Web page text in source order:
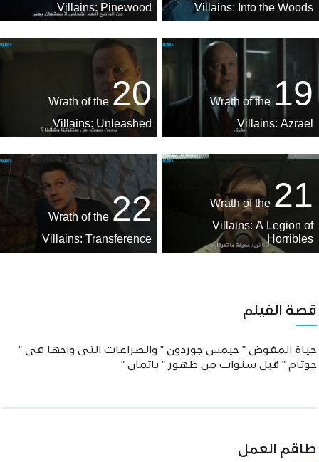
Villains: Into the Woods
Villains: Pinewood
19
Wrath of the
Villains: Azrael
20
Wrath of the
Villains: Unleashed
21
Wrath of the
Villains: A Legion of
Horribles
22
Wrath of the
Villains: Transference
قصة الفيلم
حياة المفوض " جيمس جوردون " والصراعات التى واجها فى "
جوثام " قبل سنوات من ظهور " باتمان "
طاقم العمل